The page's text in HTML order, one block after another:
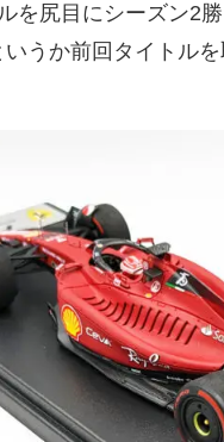
を尻目にシーズン2
うか前回タイトルを